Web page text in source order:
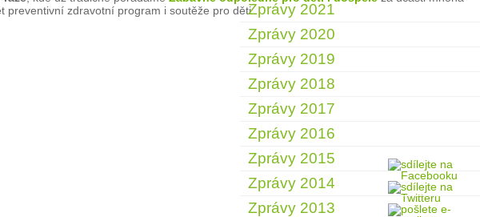
preventivní zdravotní program i soutěže pro děti.Zprávy 2021
Zprávy 2020
Zprávy 2019
Zprávy 2018
Zprávy 2017
Zprávy 2016
Zprávy 2015
Zprávy 2014
Zprávy 2013